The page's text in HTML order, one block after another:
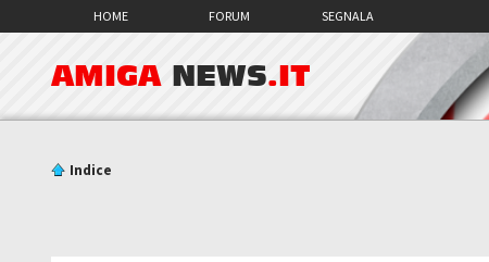
HOME FORUM SEGNALA
AMIGA NEWS.IT
Indice